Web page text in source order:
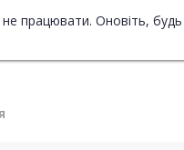
працювати. Оновіть,